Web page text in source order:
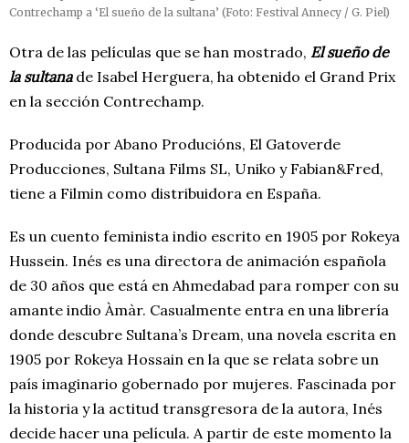
Contrechamp a ‘El sueño de la sultana’ (Foto: Festival Annecy / G. Piel)
Otra de las películas que se han mostrado, El sueño de
la sultanade Isabel Herguera, ha obtenido el Grand Prix
en la sección Contrechamp.
Producida por Abano Producións, El Gatoverde
Producciones, Sultana Films SL, Uniko y Fabian&Fred,
tiene a Filmin como distribuidora en España.
Es un cuento feminista indio escrito en 1905 por Rokeya
Hussein. Inés es una directora de animación española
de 30 años que está en Ahmedabad para romper con su
amante indio Àmàr. Casualmente entra en una librería
donde descubre Sultana’s Dream, una novela escrita en
1905 por Rokeya Hossain en la que se relata sobre un
país imaginario gobernado por mujeres. Fascinada por
la historia y la actitud transgresora de la autora, Inés
decide hacer una película. A partir de este momento la